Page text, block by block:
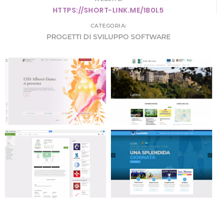
HTTPS://SHORT-LINK.ME/1B0L5
CATEGORIA:
PROGETTI DI SVILUPPO SOFTWARE